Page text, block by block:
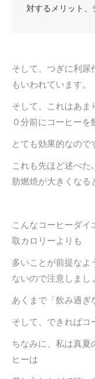
対するメリット、
そして、つぎに利尿
もいわれています。
そして、これはあま
０分前にコーヒーを
とても効果的なので
これも先ほど述べた
肪燃焼が大きくなる
こんなコーヒーダイ
取カロリーよりも
多いことが前提なよ
ないので注意しまし
あくまで「飲み過ぎ
そして、できればコ
ちなみに、私は真夏
ヒーは